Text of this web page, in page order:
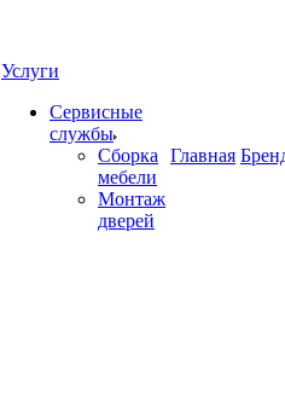
Услуги
Сервисные
службы
Сборка
мебели
Монтаж
дверей
Главная